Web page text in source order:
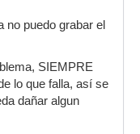
no puedo grabar el
SIEMPRE
lo que falla, así se
dañar algun